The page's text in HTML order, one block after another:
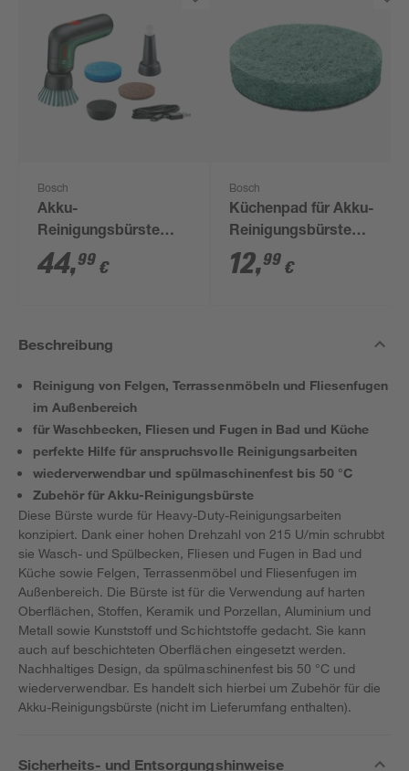
Bosch
Akku-
Reinigungsbürste
'UniversalBrush' 1,5
Ah
44,99 €
Bosch
Küchenpad für Akku-
Reinigungsbürste
'UniversalBrush'
12,99 €
Beschreibung
Reinigung von Felgen, Terrassenmöbeln und Fliesenfugen
im Außenbereich
für Waschbecken, Fliesen und Fugen in Bad und Küche
perfekte Hilfe für anspruchsvolle Reinigungsarbeiten
wiederverwendbar und spülmaschinenfest bis 50 °C
Zubehör für Akku-Reinigungsbürste
Diese Bürste wurde für Heavy-Duty-Reinigungsarbeiten
konzipiert. Dank einer hohen Drehzahl von 215 U/min schrubbt
sie Wasch- und Spülbecken, Fliesen und Fugen in Bad und
Küche sowie Felgen, Terrassenmöbel und Fliesenfugen im
Außenbereich. Die Bürste ist für die Verwendung auf harten
Oberflächen, Stoffen, Keramik und Porzellan, Aluminium und
Metall sowie Kunststoff und Schichtstoffe gedacht. Sie kann
auch auf beschichteten Oberflächen eingesetzt werden.
Nachhaltiges Design, da spülmaschinenfest bis 50 °C und
wiederverwendbar. Es handelt sich hierbei um Zubehör für die
Akku-Reinigungsbürste (nicht im Lieferumfang enthalten).
Sicherheits- und Entsorgungshinweise